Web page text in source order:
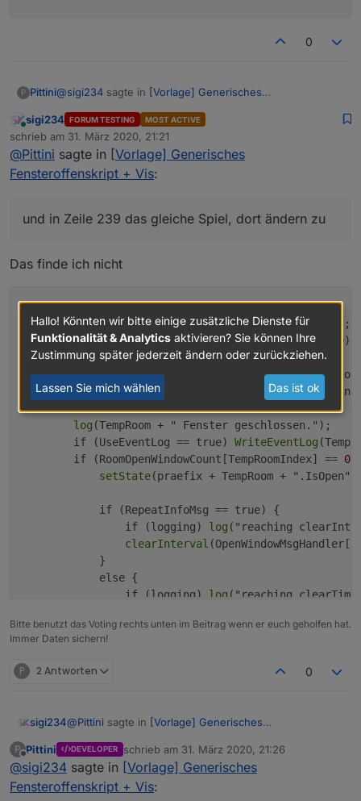
0
P Pittini@sigi234 sagte in [Vorlage] Generisches
Option bei Fenster schließen/öffnen ?
Also, Nachricht:
XY wurde geöffnet
wurde geschlossen
Is an sich drin, nur nicht für Meldungen, läßt sich auch
leicht aktivieren
zu
Meldung(TempRoom + " Fenster
Online
sigi234 FORUM TESTING MOST ACTIVE
schrieb am 31. März 2020, 21:21
zuletzt editiert von
@Pittini sagte in [Vorlage] Generisches
Fensteroffenskript + Vis:
und in Zeile 239 das gleiche Spiel, dort ändern zu
Das finde ich nicht
else if (SensorVal[x] == "closed") {
        if (OpenWindowCount >
0) OpenWindowCount--;
        if (RoomOpenWindowCount[TempRoomIndex] >
0)
setState(praefix + "WindowsOpen",
setState(praefix + TempRoom +
log (TempRoom + " Fenster geschlossen.");
        if (UseEventLog == true)
WriteEventLog
        if (RoomOpenWindowCount[TempRoomIndex] ==
0
setState(praefix + TempRoom +
            if (RepeatInfoMsg == true) {
                if (logging)
log ("reaching
clearInterval
            }
            else {
                if (logging)
log ("reaching
Bitte benutzt das Voting rechts unten im Beitrag wenn er euch geholfen hat.
Immer Daten sichern!
P 2 Antworten 0
sigi234@Pittini sagte in [Vorlage] Generisches
und in Zeile 239 das gleiche Spiel, dort ändern zu
P
Offline
Pittini DEVELOPER schrieb am 31. März 2020, 21:26
zuletzt editiert von
@sigi234 sagte in [Vorlage] Generisches
Fensteroffenskript + Vis:
Hallo! Könnten wir bitte einige zusätzliche Dienste für
Funktionalität & Analytics aktivieren? Sie können Ihre
Zustimmung später jederzeit ändern oder zurückziehen.
Lassen Sie mich wählen Das ist ok